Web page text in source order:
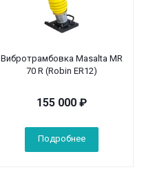
Вибротрамбовка Masalta MR
70 R (Robin ER12)
155 000 ₽
Подробнее